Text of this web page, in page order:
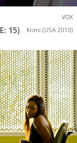
VOX
15) Krimi (USA 2010)